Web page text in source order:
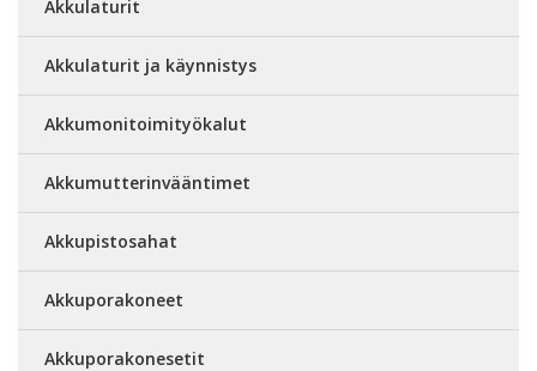
Akkulaturit
Akkulaturit ja käynnistys
Akkumonitoimityökalut
Akkumutterinvääntimet
Akkupistosahat
Akkuporakoneet
Akkuporakonesetit